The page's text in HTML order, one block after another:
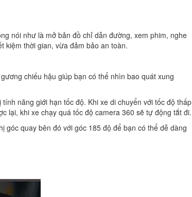
nói như là mở bản đồ chỉ dẫn đường, xem phim, nghe
kiệm thời gian, vừa đảm bảo an toàn.
chiếu hậu giúp bạn có thể nhìn bao quát xung
năng giới hạn tốc độ. Khi xe di chuyển với tốc độ thấp
lại, khi xe chạy quá tốc độ camera 360 sẽ tự động tắt đi.
quay bên đó với góc 185 độ để bạn có thể dễ dàng